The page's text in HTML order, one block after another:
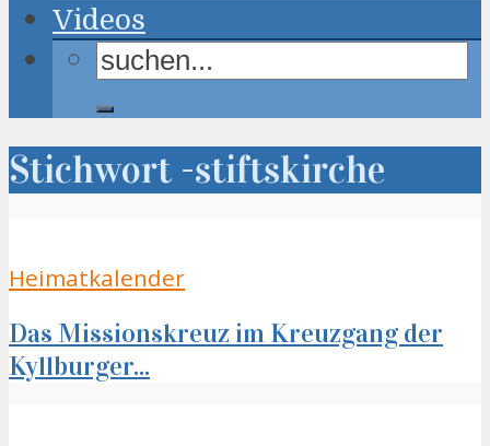
Videos
Stichwort -stiftskirche
Heimatkalender
Das Missionskreuz im Kreuzgang der
Kyllburger...